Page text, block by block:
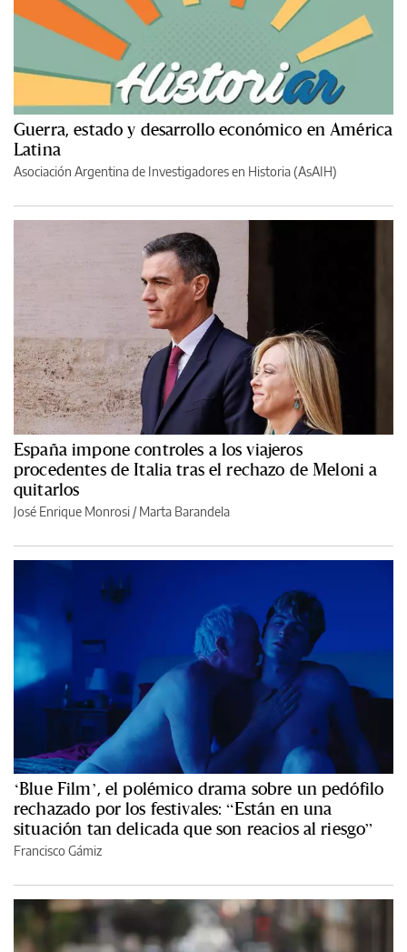
Guerra, estado y desarrollo económico en América
Latina
Asociación Argentina de Investigadores en Historia (AsAIH)
España impone controles a los viajeros
procedentes de Italia tras el rechazo de Meloni a
quitarlos
José Enrique Monrosi / Marta Barandela
‘Blue Film’, el polémico drama sobre un pedófilo
rechazado por los festivales: “Están en una
situación tan delicada que son reacios al riesgo”
Francisco Gámiz